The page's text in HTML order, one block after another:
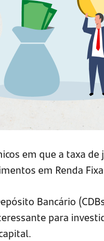
em que a taxa
em Renda
Bancário
para